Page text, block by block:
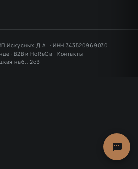
ИП Искусных Д.А. · ИНН 343520969030
·B2B и HoReCa · Контакты
наб., 2с3